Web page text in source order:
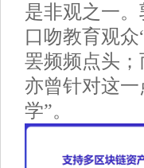
是非观之一
口吻教育观
罢频频点头
亦曾针对这
学”。